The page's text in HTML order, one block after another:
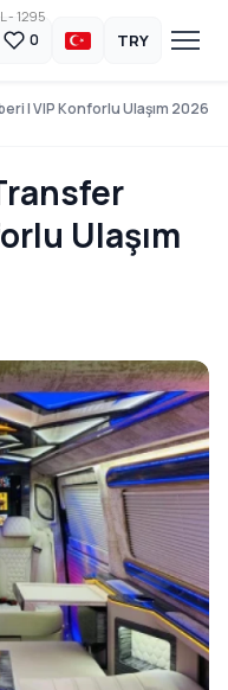
- 1295
0 TRY
| VIP Konforlu Ulaşım 2026
Ulaşım